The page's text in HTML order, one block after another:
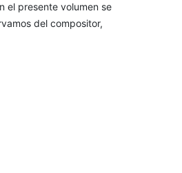
el presente volumen se
del compositor,